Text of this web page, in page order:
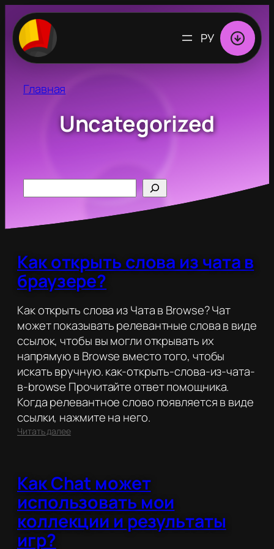
Перейти
содержимому
ВЫБРАТЬ
ЯЗЫК
Главная
Uncategorized
Как открыть слова из чата в
браузере?
Как открыть слова из Чата в Browse? Чат
может показывать релевантные слова в виде
ссылок, чтобы вы могли открывать их
напрямую в Browse вместо того, чтобы
искать вручную. как-открыть-слова-из-чата-
в-browse Прочитайте ответ помощника.
Когда релевантное слово появляется в виде
ссылки, нажмите на него.
Читать далее:
из
чата
в
браузере?
Как Chat может
использовать мои
коллекции и результаты
игр?